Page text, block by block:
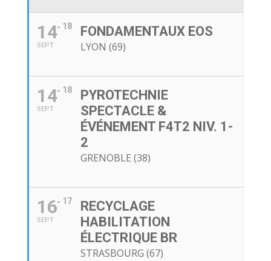
14
SEPT
18 FONDAMENTAUX EOS
LYON (69)
14
SEPT
18
PYROTECHNIE
SPECTACLE &
ÉVÉNEMENT F4T2 NIV. 1-
2
GRENOBLE (38)
16
SEPT
17
RECYCLAGE
HABILITATION
ÉLECTRIQUE BR
STRASBOURG (67)